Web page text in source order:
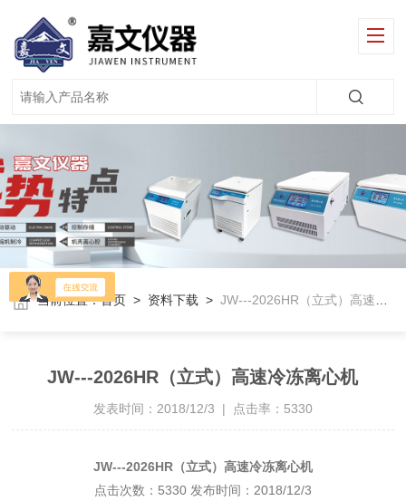
当前位置：首页 > 资料下载 >JW---2026HR（立式）高速冷冻离心机
JW---2026HR（立式）高速冷冻离心机
发表时间：2018/12/3 | 点击率：5330
JW---2026HR（立式）高速冷冻离心机
点击次数：5330 发布时间：2018/12/3